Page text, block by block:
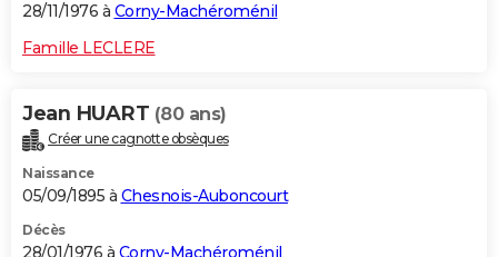
28/11/1976 à Corny-Machéroménil
Famille LECLERE
Jean HUART (80 ans)
Créer une cagnotte obsèques
Naissance
05/09/1895 à Chesnois-Auboncourt
Décès
28/01/1976 à Corny-Machéroménil